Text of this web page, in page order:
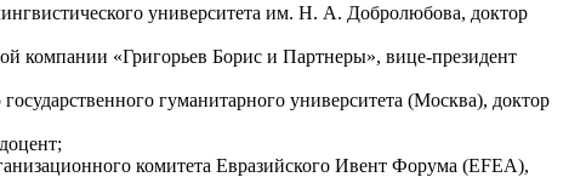
университета им. Н. А. Добролюбова, доктор
компании «Григорьев Борис и Партнеры», вице-президент
гуманитарного университета (Москва), доктор
комитета Евразийского Ивент Форума (EFEA),